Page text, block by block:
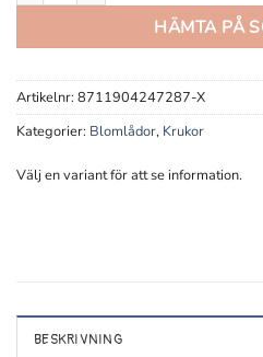
HÄMTA PÅ
Artikelnr: 8711904247287-X
Kategorier: Blomlådor, Krukor
Välj en variant för att se information.
BESKRIVNING